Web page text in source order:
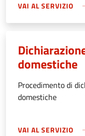
VAI AL SERVIZIO
domestiche
Procedimento di
domestiche
VAI AL SERVIZIO